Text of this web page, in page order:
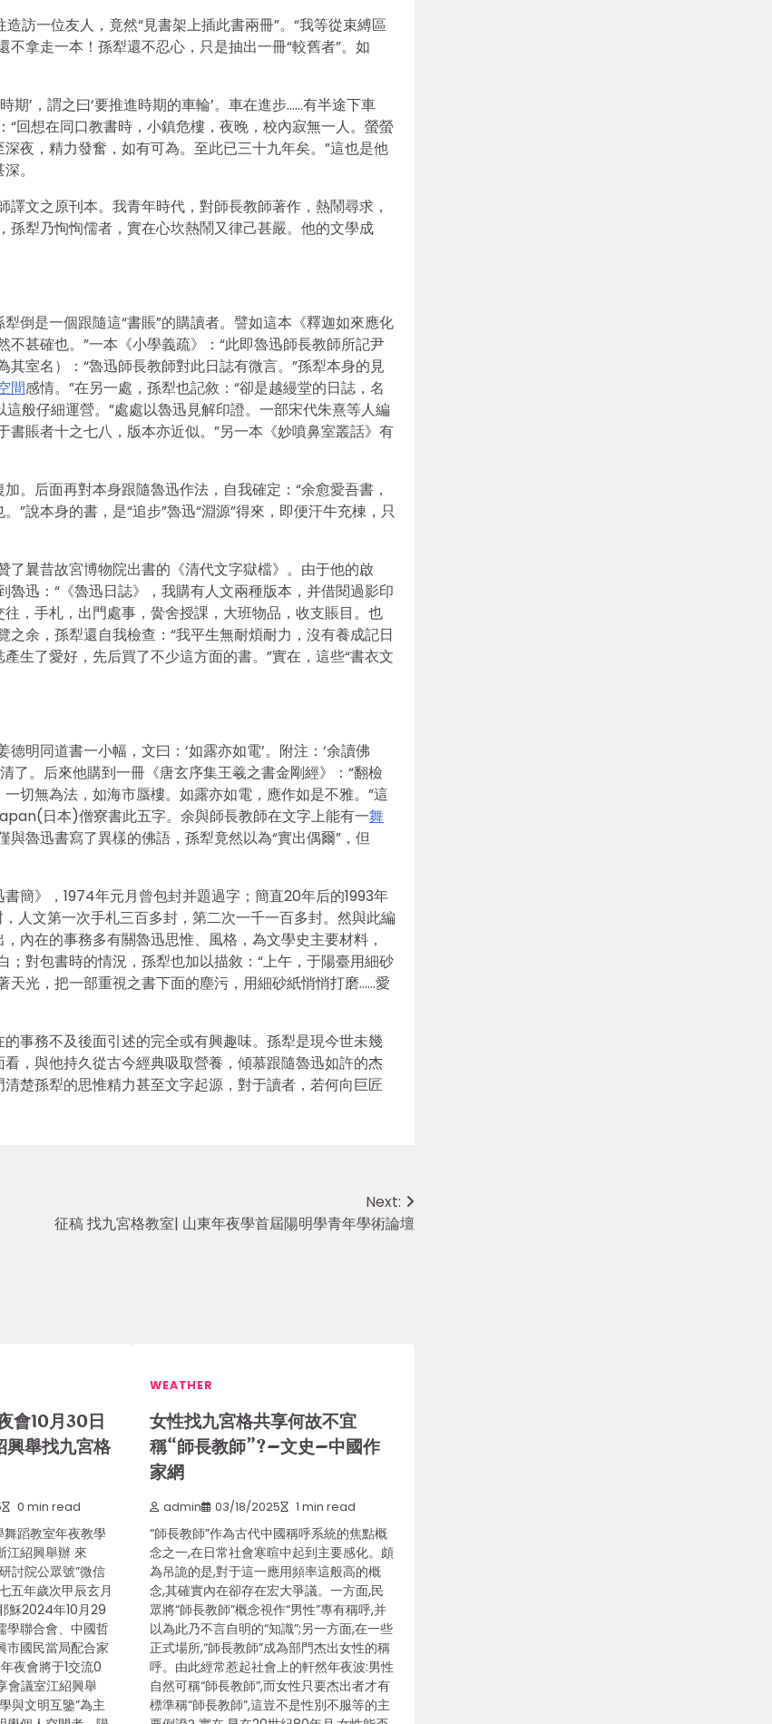
訪一位友人，竟然“見書架上插此書兩冊”。“我等從束縛區
拿走一本！孫犁還不忍心，只是抽出一冊“較舊者”。如
’，謂之曰‘要推進時期的車輪’。車在進步……有半途下車
回想在同口教書時，小鎮危樓，夜晚，校內寂無一人。螢螢
夜，精力發奮，如有可為。至此已三十九年矣。”這也是他
。
文之原刊本。我青年時代，對師長教師著作，熱鬧尋求，
犁乃恂恂儒者，實在心坎熱鬧又律己甚嚴。他的文學成
倒是一個跟隨這“書賬”的購讀者。譬如這本《釋迦如來應化
甚確也。”一本《小學義疏》：“此即魯迅師長教師所記尹
室名）：“魯迅師長教師對此日誌有微言。”孫犁本身的見
間感情。”在另一處，孫犁也記敘：“卻是越縵堂的日誌，名
般仔細運營。”處處以魯迅見解印證。一部宋代朱熹等人編
賬者十之七八，版本亦近似。”另一本《妙噴鼻室叢話》有
。后面再對本身跟隨魯迅作法，自我確定：“余愈愛吾書，
說本身的書，是“追步”魯迅“淵源”得來，即便汗牛充棟，只
曩昔故宮博物院出書的《清代文字獄檔》。由于他的啟
迅：“《魯迅日誌》，我購有人文兩種版本，并借閱過影印
，手札，出門處事，黌舍授課，大班物品，收支賬目。也
余，孫犁還自我檢查：“我平生無耐煩耐力，沒有養成記日
生了愛好，先后買了不少這方面的書。”實在，這些“書衣文
明同道書一小幅，文曰：‘如露亦如電’。附注：‘余讀佛
了。后來他購到一冊《唐玄序集王羲之書金剛經》：“翻檢
切無為法，如海市蜃樓。如露亦如電，應作如是不雅。”這
日本)僧寮書此五字。余與師長教師在文字上能有一舞
魯迅書寫了異樣的佛語，孫犁竟然以為“實出偶爾”，但
簡》，1974年元月曾包封并題過字；簡直20年后的1993年
人文第一次手札三百多封，第二次一千一百多封。然與此編
內在的事務多有關魯迅思惟、風格，為文學史主要材料，
對包書時的情況，孫犁也加以描敘：“上午，于陽臺用細砂
光，把一部重視之書下面的塵污，用細砂紙悄悄打磨……愛
事務不及後面引述的完全或有興趣味。孫犁是現今世未幾
，與他持久從古今經典吸取營養，傾慕跟隨魯迅如許的杰
楚孫犁的思惟精力甚至文字起源，對于讀者，若何向巨匠
Next:
征稿 找九宮格教室| 山東年夜學首屆陽明學青年學術論壇
會10月30日
興舉找九宮格
0 min read
蹈教室年夜教學
江紹興舉辦 來
討院公眾號”微信
五年歲次甲辰玄月
2024年10月29
聯合會、中國哲
市國民當局配合家
夜會將于1交流0
會議室江紹興舉
與文明互鑒”為主
WEATHER
女性找九宮格共享何故不宜
稱“師長教師”?–文史–中國作
家網
admin 03/18/2025 1 min read
“師長教師”作為古代中國稱呼系統的焦點概
念之一,在日常社會寒暄中起到主要感化。頗
為吊詭的是,對于這一應用頻率這般高的概
念,其確實內在卻存在宏大爭議。一方面,民
眾將“師長教師”概念視作“男性”專有稱呼,并
以為此乃不言自明的“知識”;另一方面,在一些
正式場所,“師長教師”成為部門杰出女性的稱
呼。由此經常惹起社會上的軒然年夜波:男性
自然可稱“師長教師”,而女性只要杰出者才有
標準稱“師長教師”,這豈不是性別不服等的主